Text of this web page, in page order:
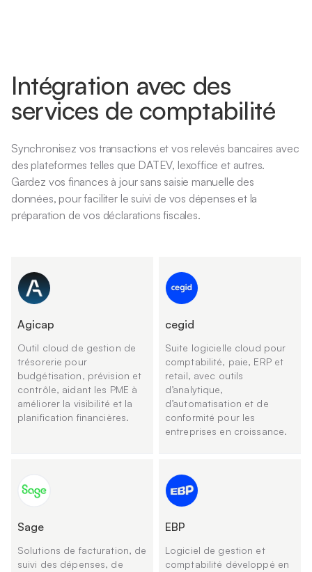
Intégration avec des
services de comptabilité
Synchronisez vos transactions et vos relevés bancaires avec
des plateformes telles que DATEV, lexoffice et autres.
Gardez vos finances à jour sans saisie manuelle des
données, pour faciliter le suivi de vos dépenses et la
préparation de vos déclarations fiscales.
Agicap
Outil cloud de gestion de
trésorerie pour
budgétisation, prévision et
contrôle, aidant les PME à
améliorer la visibilité et la
planification financières.
cegid
Suite logicielle cloud pour
comptabilité, paie, ERP et
retail, avec outils
d’analytique,
d’automatisation et de
conformité pour les
entreprises en croissance.
Sage
Solutions de facturation, de
suivi des dépenses, de
EBP
Logiciel de gestion et
comptabilité développé en